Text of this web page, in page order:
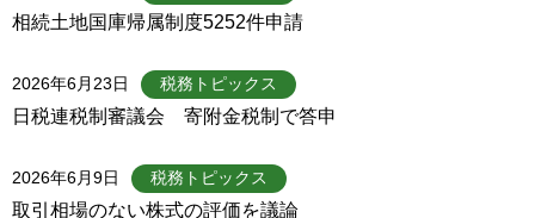
相続土地国庫帰属制度5252件申請
2026年6月23日 税務トピックス
日税連税制審議会 寄附金税制で答申
2026年6月9日 税務トピックス
取引相場のない株式の評価を議論